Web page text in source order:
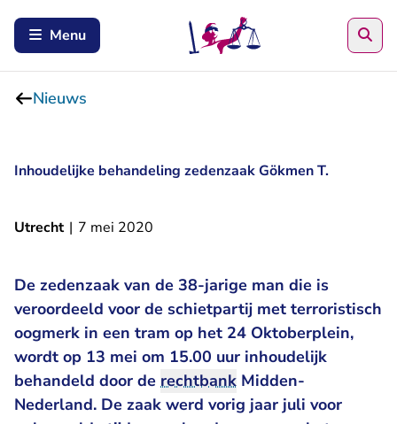
Menu
Nieuws
Inhoudelijke behandeling zedenzaak Gökmen T.
Utrecht | 7 mei 2020
De zedenzaak van de 38-jarige man die is
veroordeeld voor de schietpartij met terroristisch
oogmerk in een tram op het 24 Oktoberplein,
wordt op 13 mei om 15.00 uur inhoudelijk
behandeld door de rechtbank Midden-
Nederland. De zaak werd vorig jaar juli voor